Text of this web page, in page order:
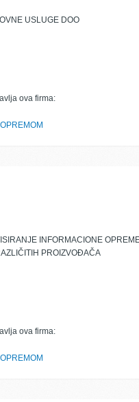
USLUGE DOO
ova firma:
INFORMACIONE
PROIZVOĐAČA
ova firma: